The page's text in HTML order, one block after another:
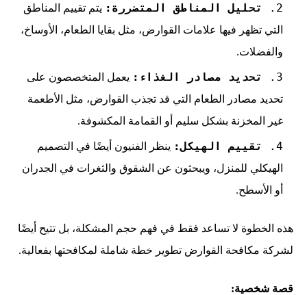
تحليل المناطق المتضررة: يتم تقييم المناطق
التي تظهر فيها علامات القوارض، مثل بقايا الطعام، الأوساخ،
والفضلات.
تحديد مصادر الغذاء: يعمل المتخصصون على
تحديد مصادر الطعام التي قد تجذب القوارض، مثل الأطعمة
غير المخزنة بشكل سليم أو القمامة المكشوفة.
تقييم الهيكل: ينظر الفنيون أيضًا في التصميم
الهيكلي للمنزل، ويبحثون عن الشقوق والثغرات في الجدران
أو الأسطح.
هذه الخطوة لا تساعد فقط في فهم حجم المشكلة، بل تتيح أيضًا
لشركة مكافحة القوارض تطوير خطة شاملة لمكافحتها بفعالية.
قصة شخصية: